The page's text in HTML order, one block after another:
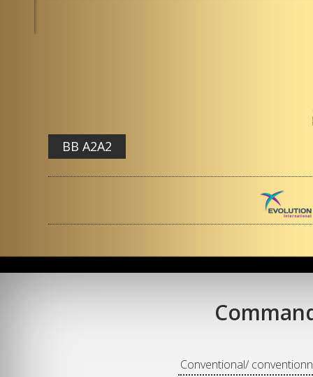
BB A2A2
Conventional/